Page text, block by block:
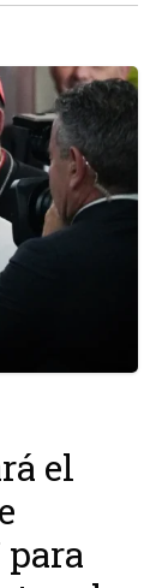
el